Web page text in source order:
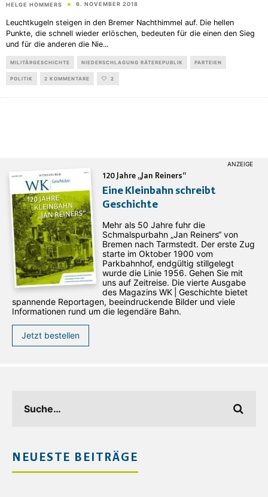
HELGE HOMMERS 6. NOVEMBER 2018
Leuchtkugeln steigen in den Bremer Nachthimmel auf. Die hellen
Punkte, die schnell wieder erlöschen, bedeuten für die einen den Sieg
und für die anderen die Nie...
MILITÄRGESCHICHTE NIEDERSCHLAGUNG RÄTEREPUBLIK PARTEIEN
POLITIK 2 KOMMENTARE 2
120 Jahre „Jan Reiners“
Eine Kleinbahn schreibt
Geschichte
Mehr als 50 Jahre fuhr die
Schmalspurbahn „Jan ­Reiners“ von
Bremen nach Tarmstedt. Der erste Zug
starte im Oktober 1900 vom
Parkbahnhof, endgültig stillgelegt
wurde die Linie 1956. Gehen Sie mit
uns auf Zeitreise. Die vierte Ausgabe
des ­Magazins WK | Geschichte bietet
spannende Reportagen, beeindruckende Bilder und viele
Informationen rund um die legendäre Bahn.
Jetzt bestellen
NEUESTE BEITRÄGE